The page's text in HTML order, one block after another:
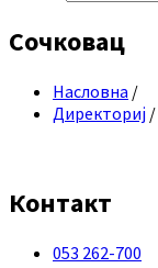
Сочковац
Насловна /
Директориј /
Контакт
053 262-700